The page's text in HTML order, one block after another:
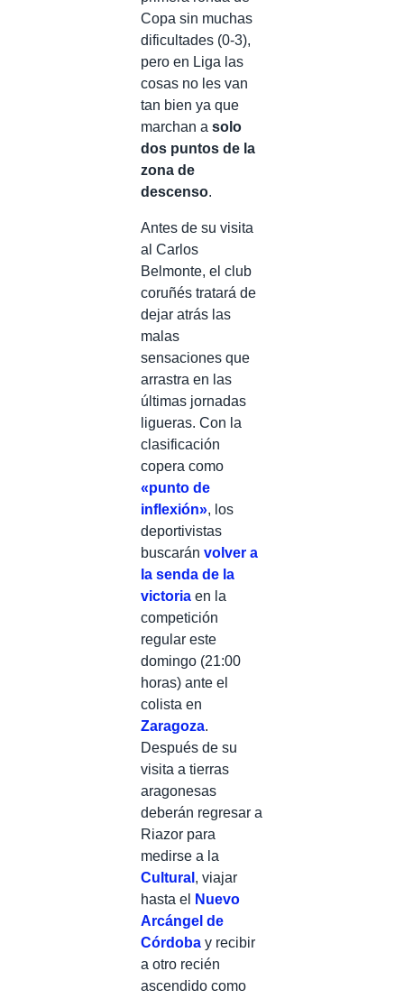
Copa sin muchas
dificultades (0-3),
pero en Liga las
cosas no les van
tan bien ya que
marchan a solo
dos puntos de la
zona de
descenso.
Antes de su visita
al Carlos
Belmonte, el club
coruñés tratará de
dejar atrás las
malas
sensaciones que
arrastra en las
últimas jornadas
ligueras. Con la
clasificación
copera como
«punto de
inflexión», los
deportivistas
buscarán volver a
la senda de la
victoria en la
competición
regular este
domingo (21:00
horas) ante el
colista en
Zaragoza.
Después de su
visita a tierras
aragonesas
deberán regresar a
Riazor para
medirse a la
Cultural , viajar
hasta el
Nuevo
Arcángel de
Córdoba y recibir
a otro recién
ascendido como